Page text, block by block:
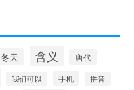
冬天 含义 唐代
我们可以 手机 拼音